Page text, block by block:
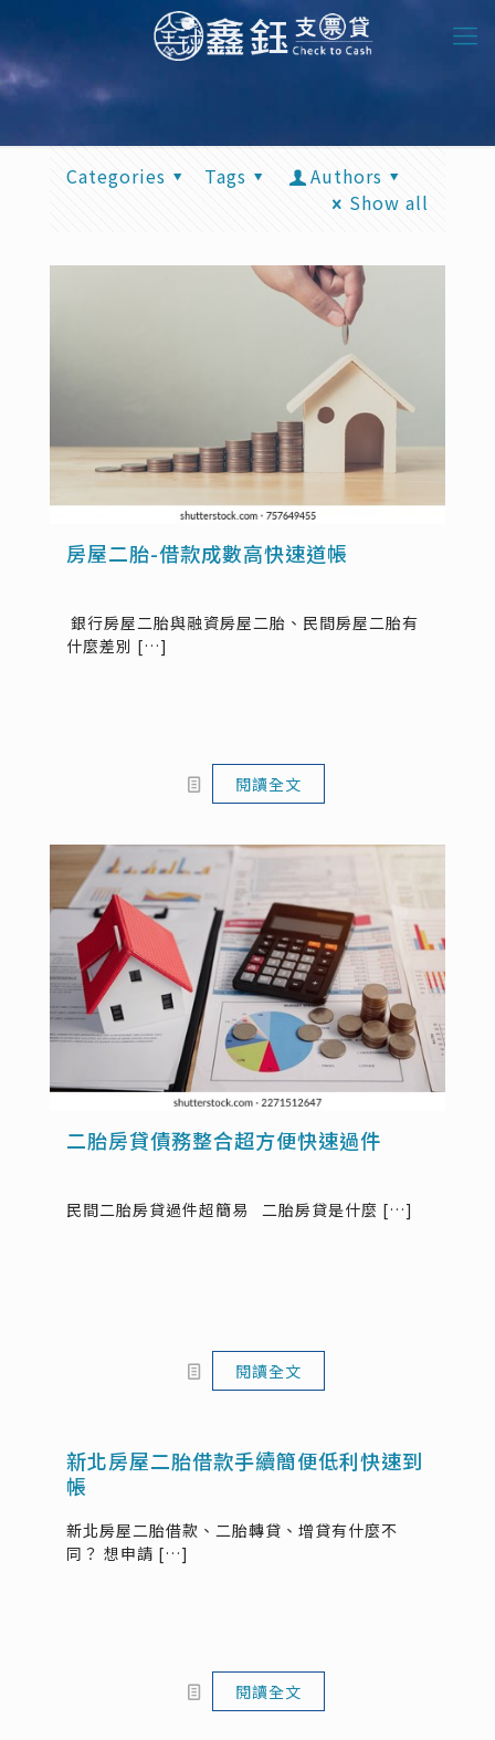
Categories Tags
Authors
Show all
房屋二胎-借款成數高快速道帳
銀行房屋二胎與融資房屋二胎、民間房屋二胎有
什麼差別 […]
閱讀全文
二胎房貸債務整合超方便快速過件
民間二胎房貸過件超簡易 二胎房貸是什麼 […]
閱讀全文
新北房屋二胎借款手續簡便低利快速到
帳
新北房屋二胎借款、二胎轉貸、增貸有什麼不
同？ 想申請 […]
閱讀全文